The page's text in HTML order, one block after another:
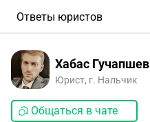
Ответы юристов
Хабас Гучапшев
Юрист, г. Нальчик
Общаться в чате